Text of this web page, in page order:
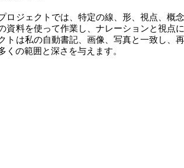
ロジェクトでは、特定の線、形、視点、概
資料を使って作業し、ナレーションと視点
トは私の自動書記、画像、写真と一致し、
の範囲と深さを与えます。